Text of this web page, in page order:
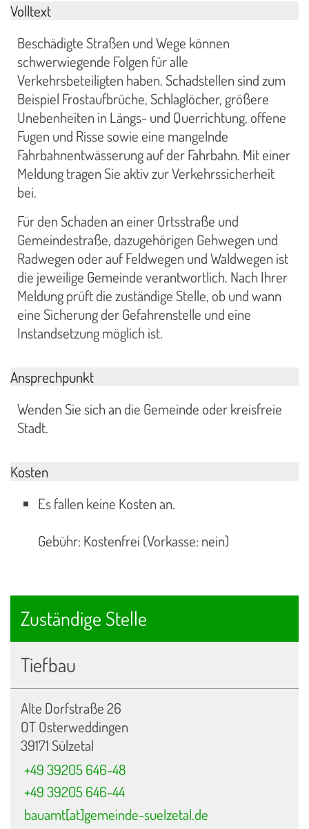
Volltext
Beschädigte Straßen und Wege können
schwerwiegende Folgen für alle
Verkehrsbeteiligten haben. Schadstellen sind zum
Beispiel Frostaufbrüche, Schlaglöcher, größere
Unebenheiten in Längs- und Querrichtung, offene
Fugen und Risse sowie eine mangelnde
Fahrbahnentwässerung auf der Fahrbahn. Mit einer
Meldung tragen Sie aktiv zur Verkehrssicherheit
bei.
Für den Schaden an einer Ortsstraße und
Gemeindestraße, dazugehörigen Gehwegen und
Radwegen oder auf Feldwegen und Waldwegen ist
die jeweilige Gemeinde verantwortlich. Nach Ihrer
Meldung prüft die zuständige Stelle, ob und wann
eine Sicherung der Gefahrenstelle und eine
Instandsetzung möglich ist.
Ansprechpunkt
Wenden Sie sich an die Gemeinde oder kreisfreie
Stadt.
Kosten
Es fallen keine Kosten an.
Gebühr: Kostenfrei (Vorkasse: nein)
Zuständige Stelle
Tiefbau
Alte Dorfstraße 26
OT Osterweddingen
39171 Sülzetal
+49 39205 646-48
+49 39205 646-44
bauamt[at]gemeinde-suelzetal.de